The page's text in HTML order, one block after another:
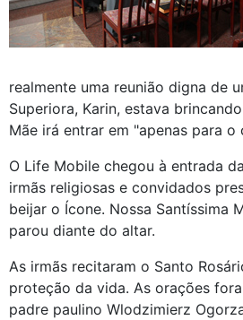
realmente uma reunião digna de
Superiora, Karin, estava
Mãe irá entrar em "apenas para o
O Life Mobile chegou à entrada
irmãs religiosas e convidados
beijar o Ícone. Nossa Santíssima
parou diante do altar.
As irmãs recitaram o Santo
proteção da vida. As orações
padre paulino Wlodzimierz